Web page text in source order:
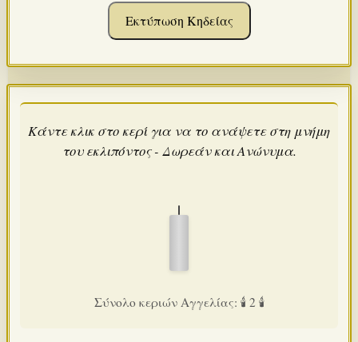
Εκτύπωση Κηδείας
Κάντε κλικ στο κερί για να το ανάψετε στη μνήμη
του εκλιπόντος - Δωρεάν και Ανώνυμα.
Σύνολο κεριών Αγγελίας: 🕯️ 2 🕯️